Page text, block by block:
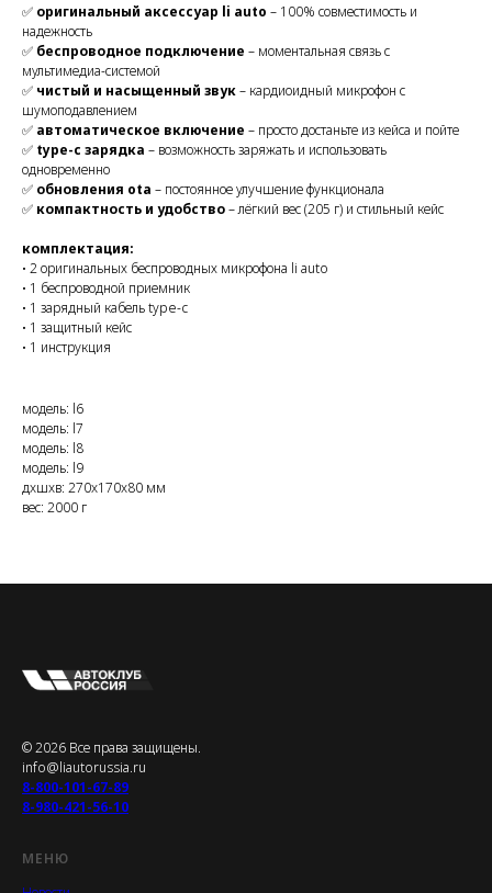
✅ оригинальный аксессуар li auto – 100% совместимость и
надежность
✅ беспроводное подключение – моментальная связь с
мультимедиа-системой
✅ чистый и насыщенный звук– кардиоидный микрофон с
шумоподавлением
✅ автоматическое включение – просто достаньте из кейса и пойте
✅ type-c зарядка – возможность заряжать и использовать
одновременно
✅ обновления ota – постоянное улучшение функционала
✅ компактность и удобство– лёгкий вес (205 г) и стильный кейс
комплектация:
• 2 оригинальных беспроводных микрофона li auto
• 1 беспроводной приемник
• 1 зарядный кабель type-c
• 1 защитный кейс
• 1 инструкция
модель: l6
модель: l7
модель: l8
модель: l9
дxшxв: 270x170x80 мм
вес: 2000 г
© 2026 Все права защищены.
info@liautorussia.ru
8-800-101-67-89
8-980-421-56-10
МЕНЮ